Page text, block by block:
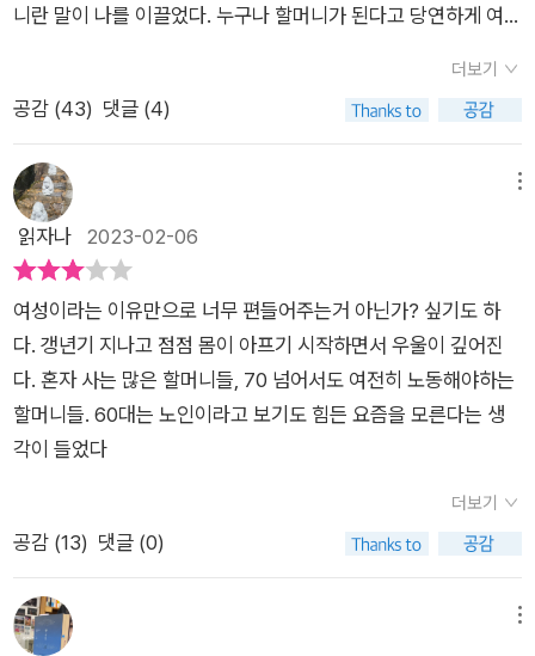
니란 말이 나를 이끌었다. 누구나 할머니가 된다고 당연하게 여겼
카에게 할머니가 분명했지만 내게는 할머니가 아니었다. 현재 엄
마의 나이를 살고 계신 분들을 보면서 할머니가 된 엄마를 상상하
할머니로 살고 싶었을까.어린 시절 할머니의 보살핌을 받고 자란
작가가 할머니와의 시간을 기억하고 추억하는 이야기로 시작하
는 『아무튼, 할머니』는 할머니가 된 엄마, 할머니가 된 큰언니를
담배를 피우던 할머니, 곱게 단장하고 비녀를 꼽고 병원 나들이를
하셨던 할머니를 떠올렸다. 작가의 할머니처럼 욕도 잘 하셨고 금
기시하는 것들도 많았고 손녀에 대한 차별도 많으셨던 할머니다.
작가의 할머니처럼 손녀를 끔찍하게 여기시지는 않았다. 친할머
니라서 그랬을까. 그래도 건강이 나빠지고 약해지신 할머니를 생
각하면 마음이 좋지 않다. 무섭게 호통치던 호랑이를 닮은 모습이
더 나았다.작가가 들려주는 할머니에 대한 이야기는 돌아가신 할
우리가 만나게 될 할머니, 우리가 꿈꾸는 할머니, 우리가 되고자
하는 할머니다. 스스럼없이 처음 보는 사람들에게 말을 걸고 친근
더보기
공감 (43) 댓글 (4)
읽자나 2023-02-06
여성이라는 이유만으로 너무 편들어주는거 아닌가? 싶기도 하
다. 갱년기 지나고 점점 몸이 아프기 시작하면서 우울이 깊어진
다. 혼자 사는 많은 할머니들, 70 넘어서도 여전히 노동해야하는
할머니들. 60대는 노인이라고 보기도 힘든 요즘을 모른다는 생
각이 들었다
더보기
공감 (13) 댓글 (0)